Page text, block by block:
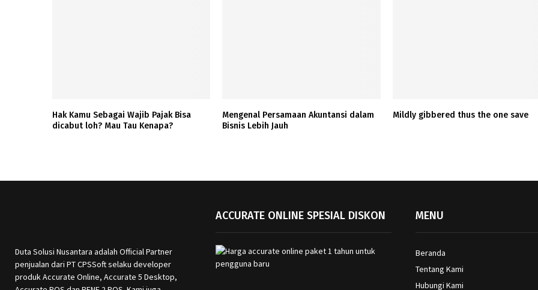
Hak Kamu Sebagai Wajib Pajak Bisa
dicabut loh? Mau Tau Kenapa?
Mengenal Persamaan Akuntansi dalam
Bisnis Lebih Jauh
Mildly gibbered thus the one save
Duta Solusi Nusantara adalah Official Partner
penjualan dari PT CPSSoft selaku developer
produk Accurate Online, Accurate 5 Desktop,
ACCURATE ONLINE SPESIAL DISKON MENU
Beranda
Tentang Kami
Hubungi Kami